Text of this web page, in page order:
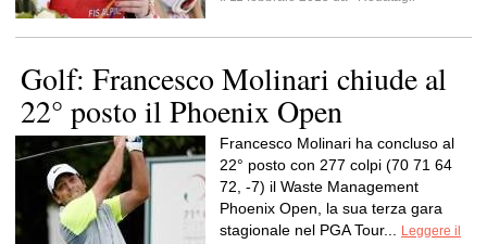
Golf: Francesco Molinari chiude al
22° posto il Phoenix Open
Francesco Molinari ha concluso al
22° posto con 277 colpi (70 71 64
72, -7) il Waste Management
Phoenix Open, la sua terza gara
stagionale nel PGA Tour...
Leggere il